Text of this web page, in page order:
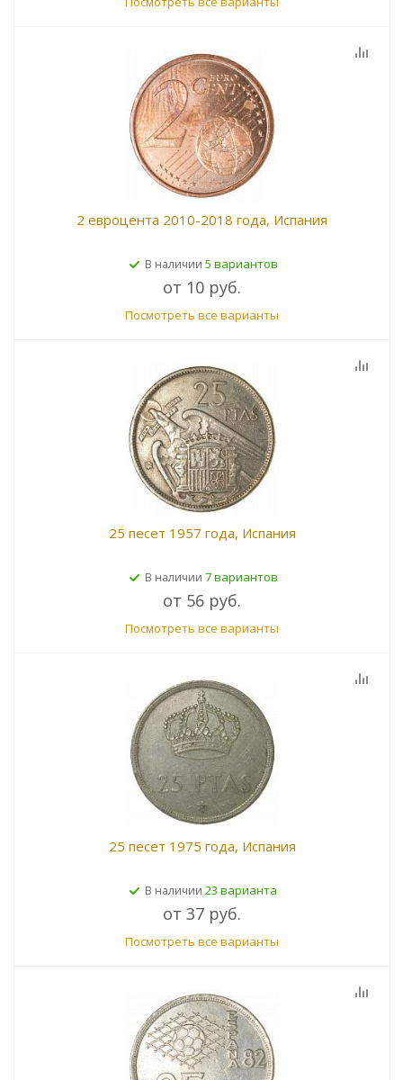
2 евроцента 2010-2018 года, Испания
В наличии 5 вариантов
от 10 руб.
Посмотреть все варианты
25 песет 1957 года, Испания
В наличии 7 вариантов
от 56 руб.
Посмотреть все варианты
25 песет 1975 года, Испания
В наличии 23 варианта
от 37 руб.
Посмотреть все варианты